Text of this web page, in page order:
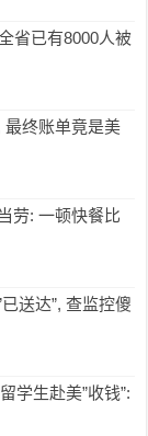
省已有8000人被
最终账单竟是美
劳: 一顿快餐比
送达”, 查监控傻
学生赴美”收钱”: